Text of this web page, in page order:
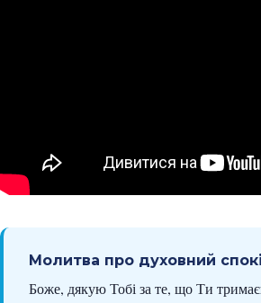
Молитва про духовний
Боже, дякую Тобі за те, що Ти